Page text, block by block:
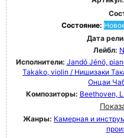
Состояние:
Дата
Лейбл:
Исполнители: Jandó Jénö,
Takako, violin / Нишизаки
Онцаи
Композиторы: Beethoven,
Жанры: Камерная и